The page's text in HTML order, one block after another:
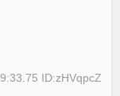
ID:zHVqpcZ